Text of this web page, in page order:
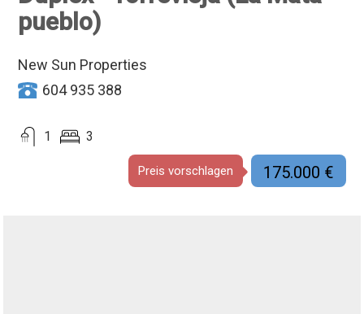
pueblo)
New Sun Properties
604 935 388
1 3
Preis vorschlagen 175.000 €